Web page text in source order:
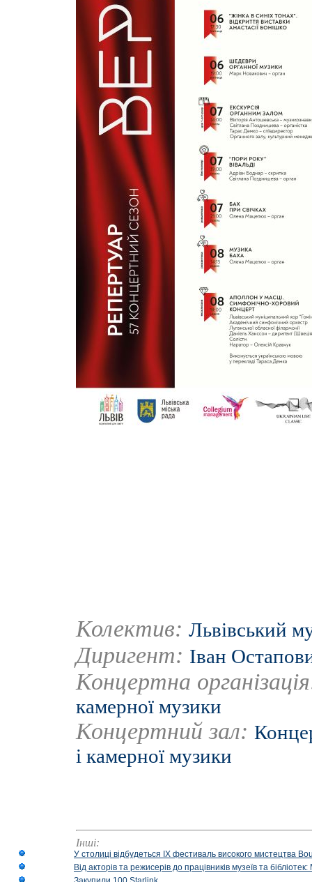
Колектив: Львівський
Диригент: Іван
Концертна
камерної музики
Концертний зал:
і камерної музики
Інші:
У столиці відбудеться IX фестиваль високого мистецтва
Від акторів та режисерів до працівників музеїв та